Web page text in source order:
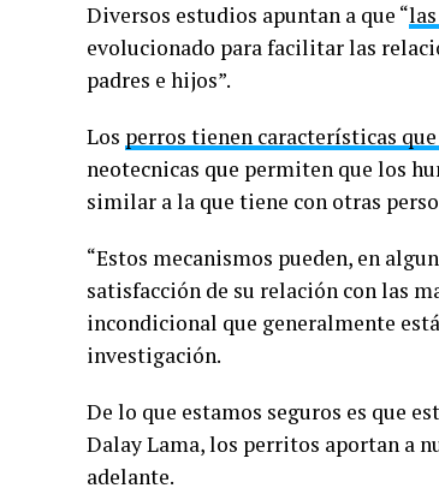
Diversos estudios apuntan a que “
evolucionado para facilitar las
padres e hijos”.
Los perros tienen características
neotecnicas que permiten que los
similar a la que tiene con otras
“Estos mecanismos pueden, en
satisfacción de su relación con las
incondicional que generalmente
investigación.
De lo que estamos seguros es que
Dalay Lama, los perritos aportan a
adelante.